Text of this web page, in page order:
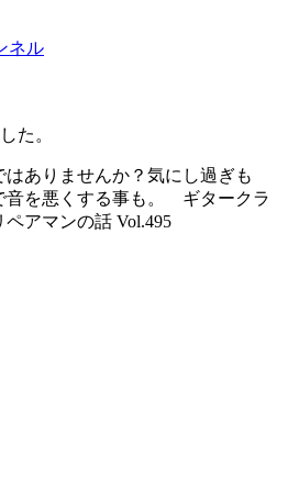
ネル
た。
はありませんか？気にし過ぎも
音を悪くする事も。 ギタークラ
アマンの話 Vol.495